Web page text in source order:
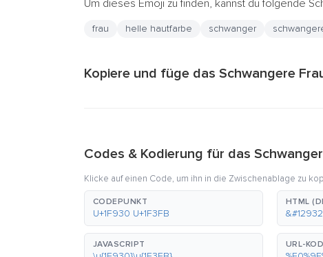
Um dieses Emoji zu finden, kannst du folgende
frau helle hautfarbe schwanger
Kopiere und füge das Schwangere
Codes & Kodierung für das
Klicke auf einen Code, um ihn in die Zwischenablage zu
CODEPUNKT
U+1F930 U+1F3FB
HTML
JAVASCRIPT URL-